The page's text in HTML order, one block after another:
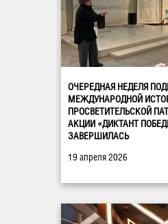
ОЧЕРЕДНАЯ НЕДЕЛЯ
МЕЖДУНАРОДНОЙ
ПРОСВЕТИТЕЛЬСКОЙ
АКЦИИ «ДИКТАНТ
ЗАВЕРШИЛАСЬ
19 апреля 2026